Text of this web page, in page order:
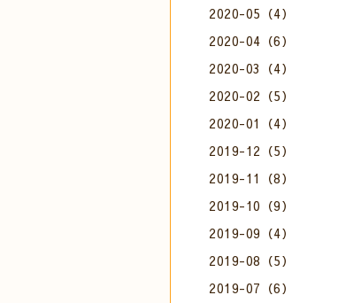
2020-05（4）
2020-04（6）
2020-03（4）
2020-02（5）
2020-01（4）
2019-12（5）
2019-11（8）
2019-10（9）
2019-09（4）
2019-08（5）
2019-07（6）